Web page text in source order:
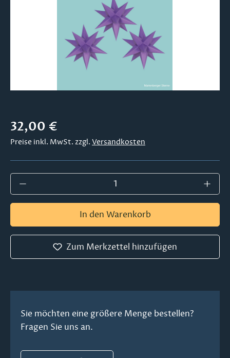
Regulärer Preis:
32,00 €
Preise inkl. MwSt. zzgl. Versandkosten
Produkt Anzahl: Gib den gewünschten
In den Warenkorb
Zum Merkzettel hinzufügen
Sie möchten eine größere Menge bestellen?
Fragen Sie uns an.